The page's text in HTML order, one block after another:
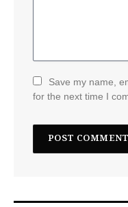
Save my name,
for the next time I